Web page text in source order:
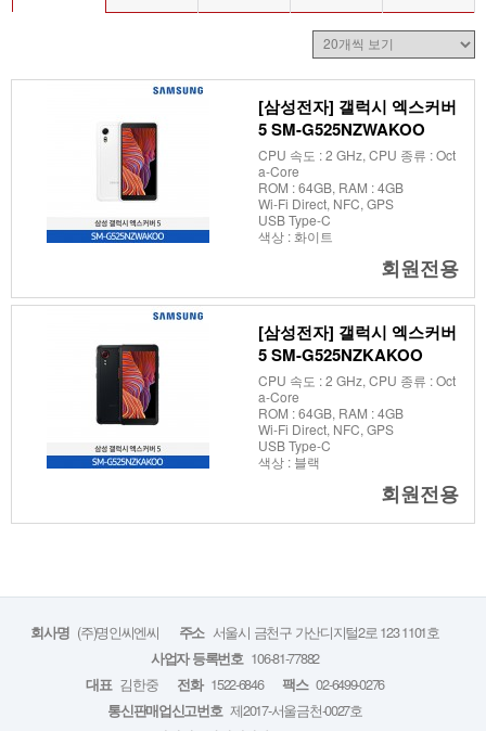
[삼성전자] 갤럭시 엑스커버
5 SM-G525NZWAKOO
CPU 속도 : 2 GHz, CPU 종류 : Oct
a-Core
ROM : 64GB, RAM : 4GB
Wi-Fi Direct, NFC, GPS
USB Type-C
색상 : 화이트
회원전용
[삼성전자] 갤럭시 엑스커버
5 SM-G525NZKAKOO
CPU 속도 : 2 GHz, CPU 종류 : Oct
a-Core
ROM : 64GB, RAM : 4GB
Wi-Fi Direct, NFC, GPS
USB Type-C
색상 : 블랙
회원전용
회사명 (주)명인씨엔씨 주소 서울시 금천구 가산디지털2로 123 1101호
사업자 등록번호 106-81-77882
대표 김한중 전화 1522-6846 팩스 02-6499-0276
통신판매업신고번호 제2017-서울금천-0027호